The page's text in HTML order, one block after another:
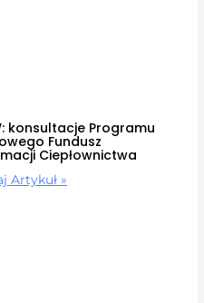
konsultacje Programu
Fundusz
Ciepłownictwa
Artykuł »